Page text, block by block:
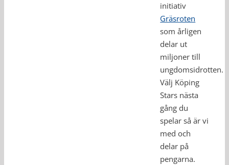
initiativ
Gräsroten
som årligen
delar ut
miljoner till
ungdomsidrotten.
Välj Köping
Stars nästa
gång du
spelar så är vi
med och
delar på
pengarna.